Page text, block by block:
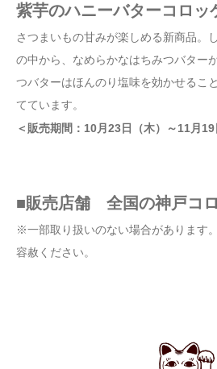
紫芋のハニーバターコロ
さつまいもの甘みが楽しめる新商品。
の中から、なめらかなはちみつバター
つバターはほんのり塩味を効かせるこ
てています。
＜販売期間：10月23日（木）～11月19
■販売店舗 全国の神戸コ
※一部取り扱いのない場合があります
容赦ください。